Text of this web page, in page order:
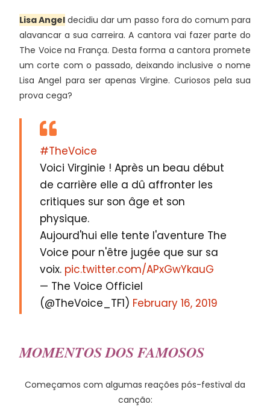
Lisa Angel decidiu dar um passo fora do comum para
alavancar a sua carreira. A cantora vai fazer parte do
The Voice na França. Desta forma a cantora promete
um corte com o passado, deixando inclusive o nome
Lisa Angel para ser apenas Virgine. Curiosos pela sua
prova cega?
#TheVoice
Voici Virginie ! Après un beau début
de carrière elle a dû affronter les
critiques sur son âge et son
physique.
Aujourd'hui elle tente l'aventure The
Voice pour n'être jugée que sur sa
voix. pic.twitter.com/APxGwYkauG
— The Voice Officiel
(@TheVoice_TF1) February 16, 2019
MOMENTOS DOS FAMOSOS
Começamos com algumas reações pós-festival da
canção: